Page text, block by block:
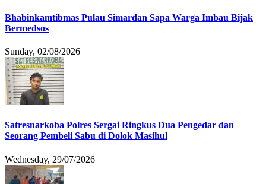
Bhabinkamtibmas Pulau Simardan Sapa Warga Imbau Bijak
Bermedsos
Sunday, 02/08/2026
Satresnarkoba Polres Sergai Ringkus Dua Pengedar dan
Seorang Pembeli Sabu di Dolok Masihul
Wednesday, 29/07/2026